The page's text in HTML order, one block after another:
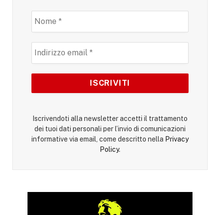
Iscrivendoti alla newsletter accetti il trattamento
dei tuoi dati personali per l’invio di comunicazioni
informative via email, come descritto nella Privacy
Policy.